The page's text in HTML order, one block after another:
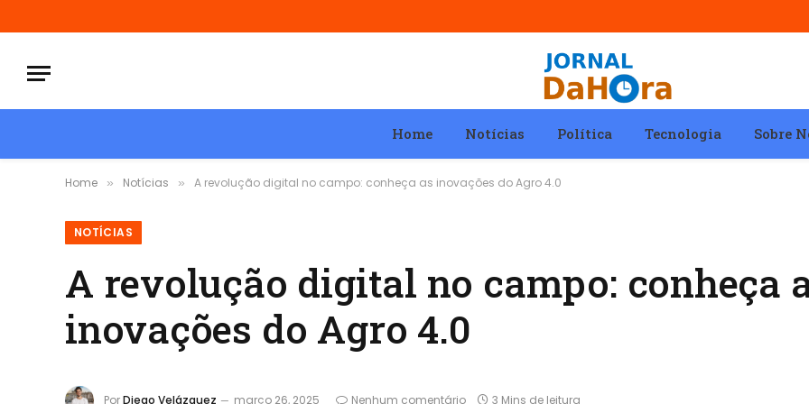
Home Notícias Política Tecnologia Sobre
Home » Notícias » A revolução digital no campo: conheça as inovações do Agro 4.0
NOTÍCIAS
A revolução digital no campo: conheça
inovações do Agro 4.0
PorDiego Velázquez março 26, 2025 Nenhum comentário 3 Mins de leitura